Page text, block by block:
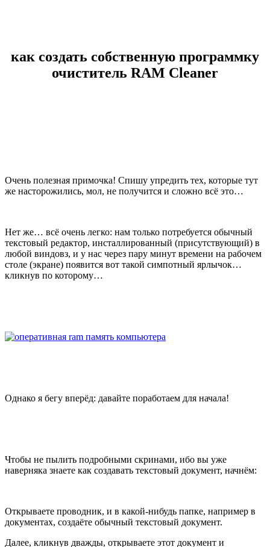
как создать собственную программку
очиститель RAM Cleaner
Очень полезная примочка! Спишу упредить тех, которые тут
же насторожились, мол, не получится и сложно всё это…
Нет же… всё очень легко: нам только потребуется обычный
текстовый редактор, инсталлированный (присутствующий) в
любой виндовз, и у нас через пару минут времени на рабочем
столе (экране) появится вот такой симпотный ярлычок…
кликнув по которому…
Однако я бегу вперёд: давайте поработаем для начала!
Чтобы не пылить подробными скринами, ибо вы уже
наверняка знаете как создавать текстовый документ, начнём:
Открываете проводник, и в какой-нибудь папке, например в
документах, создаёте обычный текстовый документ.
Далее, кликнув дважды, открываете этот документ и